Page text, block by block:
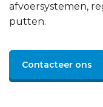
afvoersystemen,
putten.
Contacteer ons